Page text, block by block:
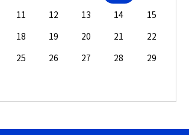
11 12 13 14
15
18 19 20 21
22
25 26 27 28
29